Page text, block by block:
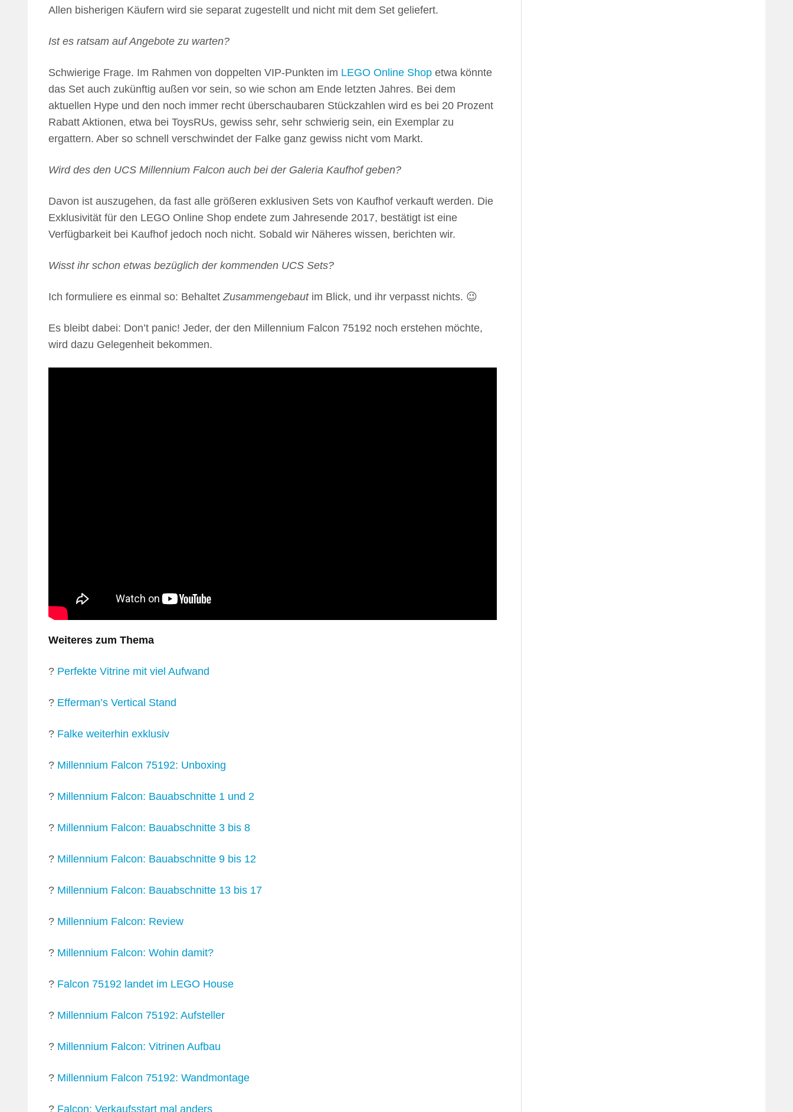
Allen bisherigen Käufern wird sie separat zugestellt und nicht mit dem Set geliefert.
Ist es ratsam auf Angebote zu warten?
Schwierige Frage. Im Rahmen von doppelten VIP-Punkten im LEGO Online Shop etwa könnte
das Set auch zukünftig außen vor sein, so wie schon am Ende letzten Jahres. Bei dem
aktuellen Hype und den noch immer recht überschaubaren Stückzahlen wird es bei 20 Prozent
Rabatt Aktionen, etwa bei ToysRUs, gewiss sehr, sehr schwierig sein, ein Exemplar zu
ergattern. Aber so schnell verschwindet der Falke ganz gewiss nicht vom Markt.
Wird des den UCS Millennium Falcon auch bei der Galeria Kaufhof geben?
Davon ist auszugehen, da fast alle größeren exklusiven Sets von Kaufhof verkauft werden. Die
Exklusivität für den LEGO Online Shop endete zum Jahresende 2017, bestätigt ist eine
Verfügbarkeit bei Kaufhof jedoch noch nicht. Sobald wir Näheres wissen, berichten wir.
Wisst ihr schon etwas bezüglich der kommenden UCS Sets?
Ich formuliere es einmal so: Behaltet Zusammengebautim Blick, und ihr verpasst nichts. 😉
Es bleibt dabei: Don’t panic! Jeder, der den Millennium Falcon 75192 noch erstehen möchte,
wird dazu Gelegenheit bekommen.
Weiteres zum Thema
? Perfekte Vitrine mit viel Aufwand
? Efferman’s Vertical Stand
? Falke weiterhin exklusiv
? Millennium Falcon 75192: Unboxing
? Millennium Falcon: Bauabschnitte 1 und 2
? Millennium Falcon: Bauabschnitte 3 bis 8
? Millennium Falcon: Bauabschnitte 9 bis 12
? Millennium Falcon: Bauabschnitte 13 bis 17
? Millennium Falcon: Review
? Millennium Falcon: Wohin damit?
? Falcon 75192 landet im LEGO House
? Millennium Falcon 75192: Aufsteller
? Millennium Falcon: Vitrinen Aufbau
? Millennium Falcon 75192: Wandmontage
? Falcon: Verkaufsstart mal anders